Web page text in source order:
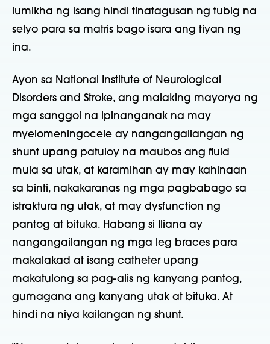
lumikha ng isang hindi tinatagusan ng tubig na
selyo para sa matris bago isara ang tiyan ng
ina.
Ayon sa National Institute of Neurological
Disorders and Stroke, ang malaking mayorya ng
mga sanggol na ipinanganak na may
myelomeningocele ay nangangailangan ng
shunt upang patuloy na maubos ang fluid
mula sa utak, at karamihan ay may kahinaan
sa binti, nakakaranas ng mga pagbabago sa
istraktura ng utak, at may dysfunction ng
pantog at bituka. Habang si Iliana ay
nangangailangan ng mga leg braces para
makalakad at isang catheter upang
makatulong sa pag-alis ng kanyang pantog,
gumagana ang kanyang utak at bituka. At
hindi na niya kailangan ng shunt.